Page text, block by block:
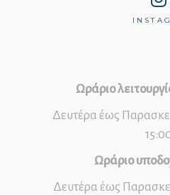
Ωράριο
Δευτέρα έως
Ωράριο
Δευτέρα έως